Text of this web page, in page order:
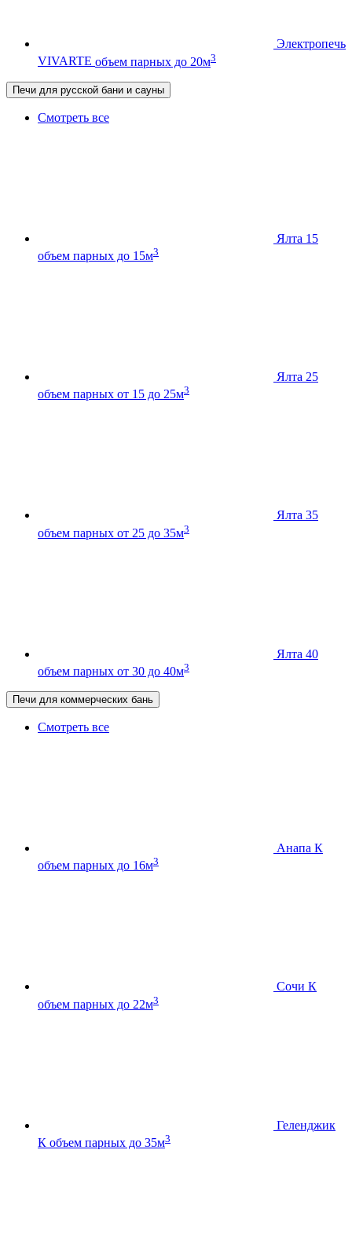
Электропечь
VIVARTE объем парных до 20м3
Печи для русской бани и сауны
Смотреть все
Ялта 15
объем парных до 15м3
Ялта 25
объем парных от 15 до 25м3
Ялта 35
объем парных от 25 до 35м3
Ялта 40
объем парных от 30 до 40м3
Печи для коммерческих бань
Смотреть все
Анапа К
объем парных до 16м3
Сочи К
объем парных до 22м3
Геленджик
К объем парных до 35м3